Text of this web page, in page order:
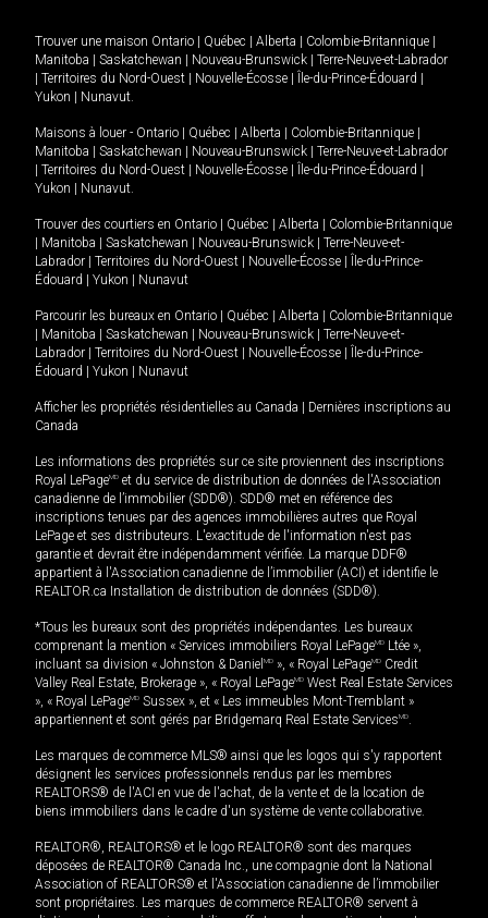
Trouver une maison Ontario Québec Alberta Colombie-Britannique
Manitoba
Saskatchewan Nouveau-Brunswick
Terre-Neuve-et-Labrador
Territoires du Nord-Ouest Nouvelle-Écosse Île-du-Prince-Édouard
Yukon
Nunavut.
Maisons à louer - Ontario Québec Alberta Colombie-Britannique
Manitoba
Saskatchewan Nouveau-Brunswick
Terre-Neuve-et-Labrador
Territoires du Nord-Ouest Nouvelle-Écosse Île-du-Prince-Édouard
Yukon
Nunavut.
Trouver des courtiers en Ontario Québec Alberta
Colombie-Britannique
Manitoba Saskatchewan Nouveau-Brunswick
Terre-Neuve-et-
Labrador
Territoires du Nord-Ouest Nouvelle-Écosse
Île-du-Prince-
Édouard
Yukon Nunavut
Parcourir les bureaux en Ontario Québec Alberta
Colombie-Britannique
Manitoba Saskatchewan Nouveau-Brunswick
Terre-Neuve-et-
Labrador
Territoires du Nord-Ouest Nouvelle-Écosse
Île-du-Prince-
Édouard
Yukon Nunavut
Afficher les propriétés résidentielles au Canada
Dernières inscriptions au
Canada
Les informations des propriétés sur ce site proviennent des inscriptions
Royal LePageMD et du service de distribution de données de l'Association
canadienne de l’immobilier (SDD®). SDD® met en référence des
inscriptions tenues par des agences immobilières autres que Royal
LePage et ses distributeurs. L'exactitude de l'information n'est pas
garantie et devrait être indépendamment vérifiée. La marque DDF®
appartient à l'Association canadienne de l’immobilier (ACI) et identifie le
REALTOR.ca Installation de distribution de données (SDD®).
*Tous les bureaux sont des propriétés indépendantes. Les bureaux
comprenant la mention « Services immobiliers Royal LePageMD Ltée »,
incluant sa division « Johnston & Daniel MD », « Royal LePageMD Credit
Valley Real Estate, Brokerage », « Royal LePageMD West Real Estate Services
», « Royal LePageMD Sussex », et « Les immeubles Mont-Tremblant »
appartiennent et sont gérés par Bridgemarq Real Estate ServicesMD.
Les marques de commerce MLS® ainsi que les logos qui s'y rapportent
désignent les services professionnels rendus par les membres
REALTORS® de l'ACI en vue de l'achat, de la vente et de la location de
biens immobiliers dans le cadre d'un système de vente collaborative.
REALTOR®, REALTORS® et le logo REALTOR® sont des marques
déposées de REALTOR® Canada Inc., une compagnie dont la National
Association of REALTORS® et l'Association canadienne de l’immobilier
sont propriétaires. Les marques de commerce REALTOR® servent à